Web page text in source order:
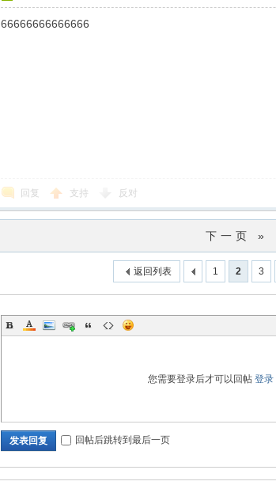
66666666666666
回复 支持 反对
下一页 »
1 2 3
返回列表
您需要登录后才可以回帖 登录|
发表回复 回帖后跳转到最后一页